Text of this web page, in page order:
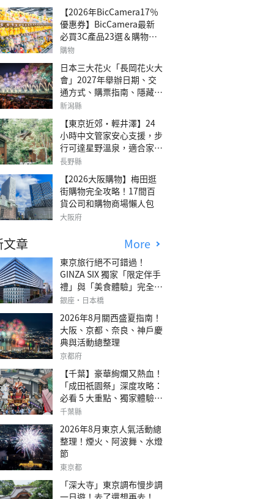
【2026年BicCamera17％
優惠券】BicCamera最新
必買3C產品23選＆購物攻
略
購物
日本三大花火「長岡花火大
會」2027年舉辦日期、交
通方式、購票指南、隱藏欣
賞地點
新潟縣
【東京近郊・輕井澤】24
小時中文管家安心支援，步
行可達星野溫泉，適合家庭
旅行、三代同遊與紀念日的
澤森四季VILLA」
長野縣
【2026大阪購物】梅田逛
街購物完全攻略！17間百
貨公司和購物商場懶人包
大阪府
章 More
東京旅行絕不可錯過！
GINZA SIX 獨家「限定伴手
禮」與「美食體驗」完全指
南
銀座・日本橋
2026年8月關西盛夏指南！
大阪、京都、奈良、神戶慶
典與活動總整理
京都府
【千葉】豪華絢爛又熱血！
「成田祇園祭」深度攻略：
必看 5 大重點、獨家體驗指
南
千葉縣
2026年8月東京人氣活動總
整理！煙火、阿波舞、水燈
節
東京都
「深大寺」東京調布慢步調
一日遊！去了還想再去！